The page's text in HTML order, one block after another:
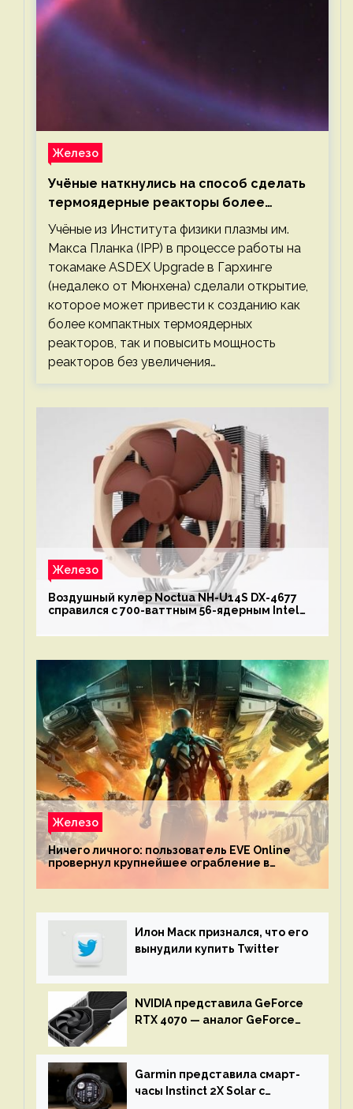
Железо
Учёные наткнулись на способ сделать
термоядерные реакторы более
компактными или мощными
Учёные из Института физики плазмы им.
Макса Планка (IPP) в процессе работы на
токамаке ASDEX Upgrade в Гархинге
(недалеко от Мюнхена) сделали открытие,
которое может привести к созданию как
более компактных термоядерных
реакторов, так и повысить мощность
реакторов без увеличения…
Железо
Воздушный кулер Noctua NH-U14S DX-4677
справился с 700-ваттным 56-ядерным Intel
Железо
Ничего личного: пользователь EVE Online
провернул крупнейшее ограбление в
механике
Илон Маск признался, что его
вынудили купить Twitter
NVIDIA представила GeForce
RTX 4070 — аналог GeForce
Garmin представила смарт-
часы Instinct 2X Solar с